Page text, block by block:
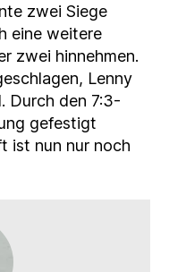
zwei Siege
eine weitere
zwei hinnehmen.
Lenny
Durch den 7:3-
gefestigt
ist nun nur noch